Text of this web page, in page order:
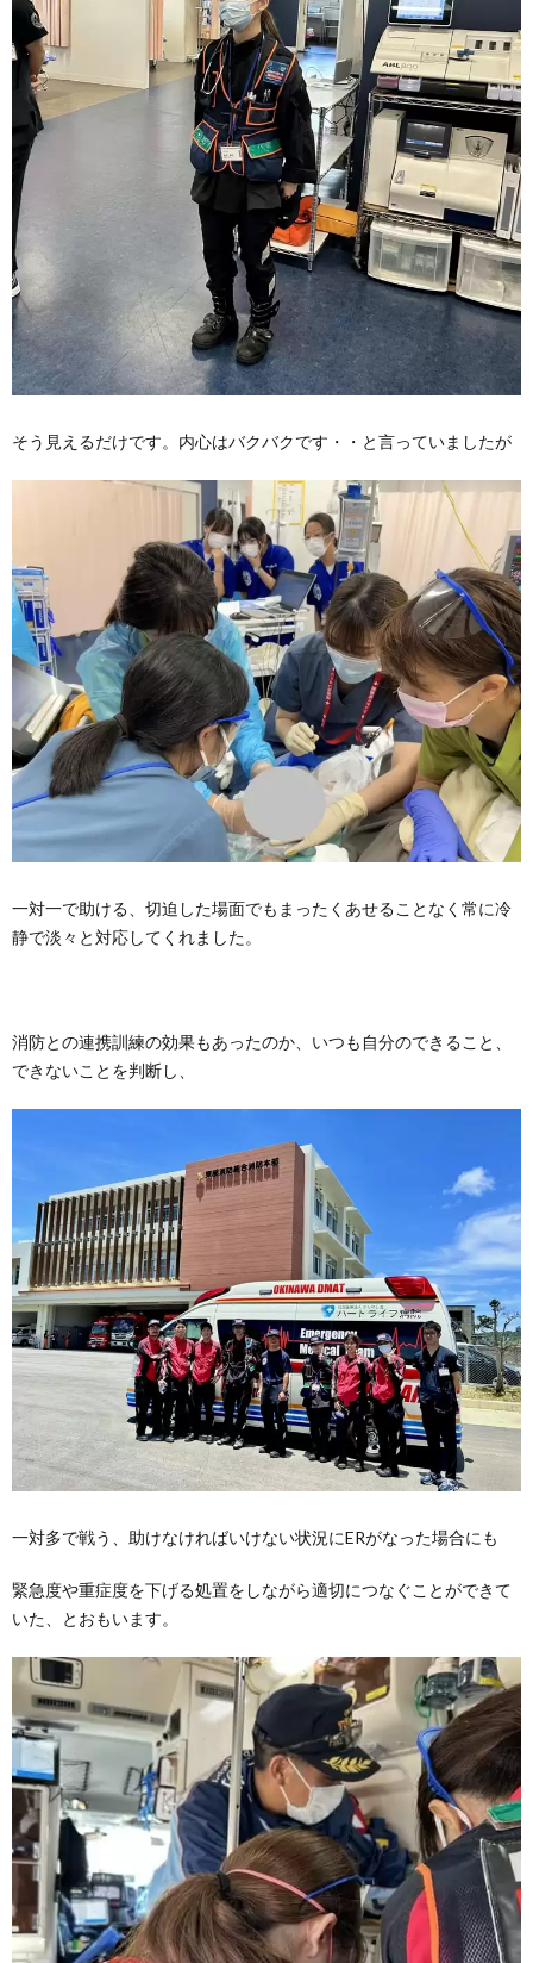
そう見えるだけです。内心はバクバクです・・と言っていましたが
一対一で助ける、切迫した場面でもまったくあせることなく常に冷
静で淡々と対応してくれました。
消防との連携訓練の効果もあったのか、いつも自分のできること、
できないことを判断し、
一対多で戦う、助けなければいけない状況にERがなった場合にも
緊急度や重症度を下げる処置をしながら適切につなぐことができて
いた、とおもいます。